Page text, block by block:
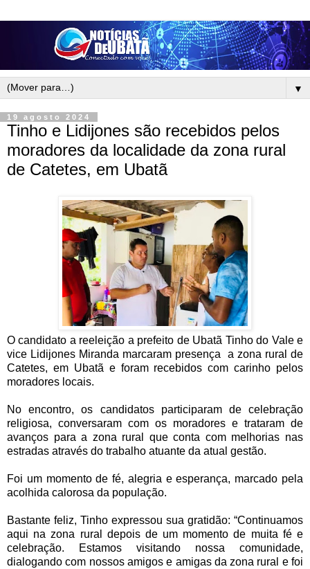
▼
19 agosto 2024
Tinho e Lidijones são recebidos pelos
moradores da localidade da zona rural
de Catetes, em Ubatã
O candidato a reeleição a prefeito de Ubatã Tinho do Vale e
vice Lidijones Miranda marcaram presença a zona rural de
Catetes, em Ubatã e foram recebidos com carinho pelos
moradores locais.
No encontro, os candidatos participaram de celebração
religiosa, conversaram com os moradores e trataram de
avanços para a zona rural que conta com melhorias nas
estradas através do trabalho atuante da atual gestão.
Foi um momento de fé, alegria e esperança, marcado pela
acolhida calorosa da população.
Bastante feliz, Tinho expressou sua gratidão: “Continuamos
aqui na zona rural depois de um momento de muita fé e
celebração. Estamos visitando nossa comunidade,
dialogando com nossos amigos e amigas da zona rural e foi